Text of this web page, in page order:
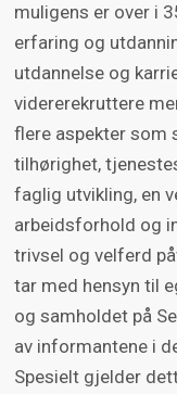
muligens er over i
erfaring og
utdannelse og
vidererekruttere
flere aspekter som
tilhørighet,
faglig utvikling, en
arbeidsforhold og
trivsel og velferd
tar med hensyn til
og samholdet på
av informantene i
Spesielt gjelder